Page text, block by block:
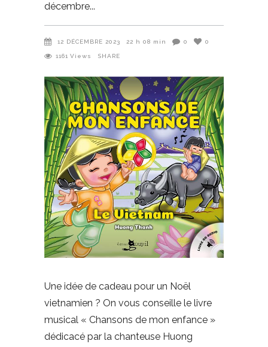
décembre
12 DÉCEMBRE 2023 22 h 08 min 0 0
1161 Views SHARE
Une idée de cadeau pour un Noël
vietnamien ? On vous conseille le livre
musical « Chansons de mon enfance »
dédicacé par la chanteuse Huong